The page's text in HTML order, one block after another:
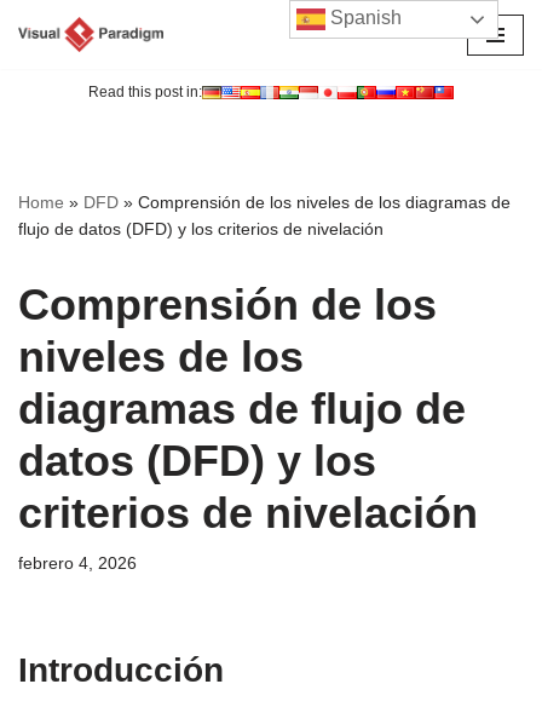
Read this post in:
Home » DFD » Comprensión de los niveles de los diagramas de
flujo de datos (DFD) y los criterios de nivelación
Comprensión de los
niveles de los
diagramas de flujo de
datos (DFD) y los
criterios de nivelación
febrero 4, 2026
Introducción
Spanish